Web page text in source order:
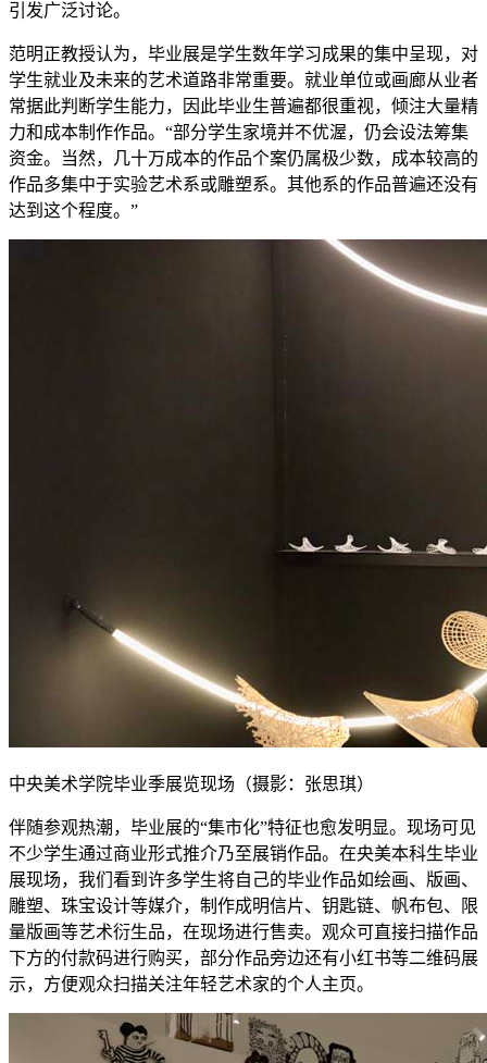
引发广泛讨论。
范明正教授认为，毕业展是学生数年学习成果的集中呈现，对
学生就业及未来的艺术道路非常重要。就业单位或画廊从业者
常据此判断学生能力，因此毕业生普遍都很重视，倾注大量精
力和成本制作作品。“部分学生家境并不优渥，仍会设法筹集
资金。当然，几十万成本的作品个案仍属极少数，成本较高的
作品多集中于实验艺术系或雕塑系。其他系的作品普遍还没有
达到这个程度。”
中央美术学院毕业季展览现场（摄影：张思琪）
伴随参观热潮，毕业展的“集市化”特征也愈发明显。现场可见
不少学生通过商业形式推介乃至展销作品。在央美本科生毕业
展现场，我们看到许多学生将自己的毕业作品如绘画、版画、
雕塑、珠宝设计等媒介，制作成明信片、钥匙链、帆布包、限
量版画等艺术衍生品，在现场进行售卖。观众可直接扫描作品
下方的付款码进行购买，部分作品旁边还有小红书等二维码展
示，方便观众扫描关注年轻艺术家的个人主页。